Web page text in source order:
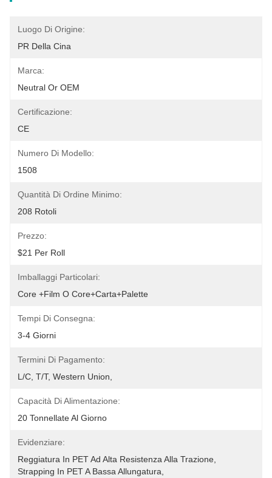
Luogo Di Origine:
PR Della Cina
Marca:
Neutral Or OEM
Certificazione:
CE
Numero Di Modello:
1508
Quantità Di Ordine Minimo:
208 Rotoli
Prezzo:
$21 Per Roll
Imballaggi Particolari:
Core +film O Core+carta+palette
Tempi Di Consegna:
3-4 Giorni
Termini Di Pagamento:
L/C, T/T, Western Union,
Capacità Di Alimentazione:
20 Tonnellate Al Giorno
Evidenziare:
Reggiatura In PET Ad Alta Resistenza Alla Trazione
Strapping In PET A Bassa Allungatura